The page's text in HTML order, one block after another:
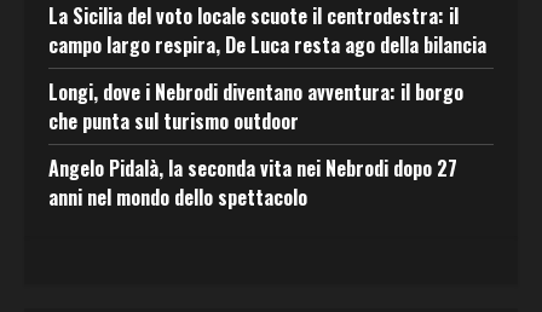
La Sicilia del voto locale scuote il centrodestra: il
campo largo respira, De Luca resta ago della bilancia
Longi, dove i Nebrodi diventano avventura: il borgo
che punta sul turismo outdoor
Angelo Pidalà, la seconda vita nei Nebrodi dopo 27
anni nel mondo dello spettacolo